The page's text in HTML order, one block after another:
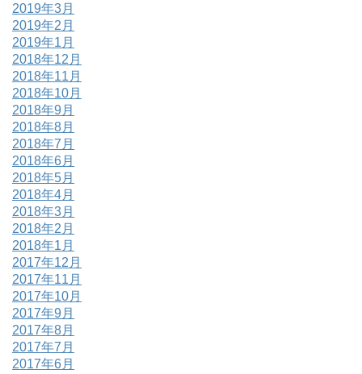
2019年3月
2019年2月
2019年1月
2018年12月
2018年11月
2018年10月
2018年9月
2018年8月
2018年7月
2018年6月
2018年5月
2018年4月
2018年3月
2018年2月
2018年1月
2017年12月
2017年11月
2017年10月
2017年9月
2017年8月
2017年7月
2017年6月